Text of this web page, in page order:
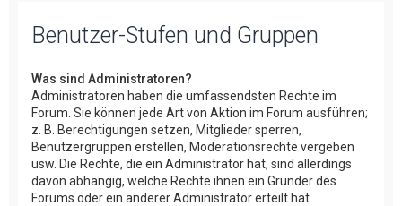
Benutzer-Stufen und Gruppen
Was sind Administratoren?
Administratoren haben die umfassendsten Rechte im
Forum. Sie können jede Art von Aktion im Forum ausführen;
z. B. Berechtigungen setzen, Mitglieder sperren,
Benutzergruppen erstellen, Moderationsrechte vergeben
usw. Die Rechte, die ein Administrator hat, sind allerdings
davon abhängig, welche Rechte ihnen ein Gründer des
Forums oder ein anderer Administrator erteilt hat.